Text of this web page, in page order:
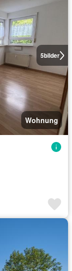
5bilder
Wohnung